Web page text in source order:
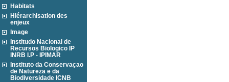
Habitats
Hiérarchisation des
enjeux
Image
Institudo Nacional de
Recursos Biologico IP
INRB I.P - IPIMAR
Instituto da Conservaçao
de Natureza e da
Biodiversidade ICNB